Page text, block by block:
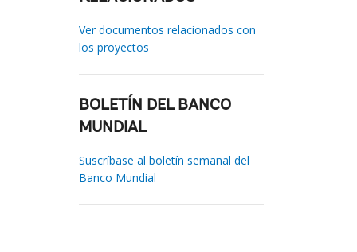
Ver documentos relacionados con
los proyectos
BOLETÍN DEL BANCO
MUNDIAL
Suscríbase al boletín semanal del
Banco Mundial